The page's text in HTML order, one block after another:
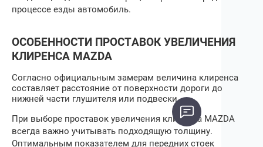
процессе езды автомобиль.
ОСОБЕННОСТИ ПРОСТАВОК УВЕЛИЧЕНИЯ
КЛИРЕНСА MAZDA
Согласно официальным замерам величина клиренса
составляет расстояние от поверхности дороги до
нижней части глушителя или подвески.
При выборе проставок увеличения клиренса MAZDA
всегда важно учитывать подходящую толщину.
Оптимальным показателем для передних стоек